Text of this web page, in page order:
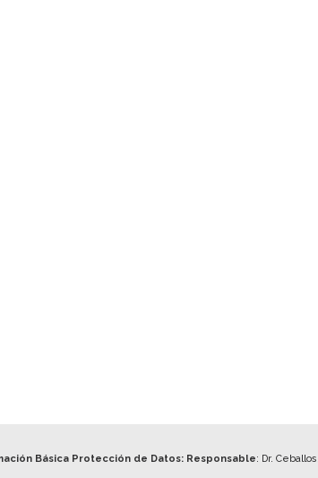
Básica Protección de Datos: Responsable: Dr.